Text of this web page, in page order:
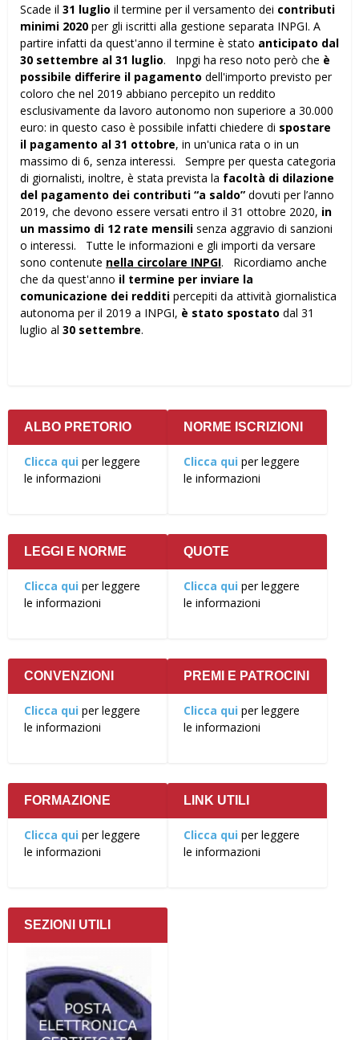
Scade il 31 luglio il termine per il versamento dei contributi
minimi 2020 per gli iscritti alla gestione separata INPGI. A
partire infatti da quest'anno il termine è stato anticipato dal
30 settembre al 31 luglio. Inpgi ha reso noto però che è
possibile differire il pagamento dell'importo previsto per
coloro che nel 2019 abbiano percepito un reddito
esclusivamente da lavoro autonomo non superiore a 30.000
euro: in questo caso è possibile infatti chiedere di spostare
il pagamento al 31 ottobre, in un'unica rata o in un
massimo di 6, senza interessi. Sempre per questa categoria
di giornalisti, inoltre, è stata prevista la facoltà di dilazione
del pagamento dei contributi “a saldo” dovuti per l’anno
2019, che devono essere versati entro il 31 ottobre 2020, in
un massimo di 12 rate mensili senza aggravio di sanzioni
o interessi. Tutte le informazioni e gli importi da versare
sono contenute nella circolare INPGI. Ricordiamo anche
che da quest'anno il termine per inviare la
comunicazione dei redditi percepiti da attività giornalistica
autonoma per il 2019 a INPGI, è stato spostato dal 31
luglio al 30 settembre.
ALBO PRETORIO
Clicca qui per leggere
le informazioni
NORME ISCRIZIONI
Clicca qui per leggere
le informazioni
LEGGI E NORME
Clicca qui per leggere
le informazioni
QUOTE
Clicca qui per leggere
le informazioni
CONVENZIONI
Clicca qui per leggere
le informazioni
PREMI E PATROCINI
Clicca qui per leggere
le informazioni
FORMAZIONE
Clicca qui per leggere
le informazioni
LINK UTILI
Clicca qui per leggere
le informazioni
SEZIONI UTILI